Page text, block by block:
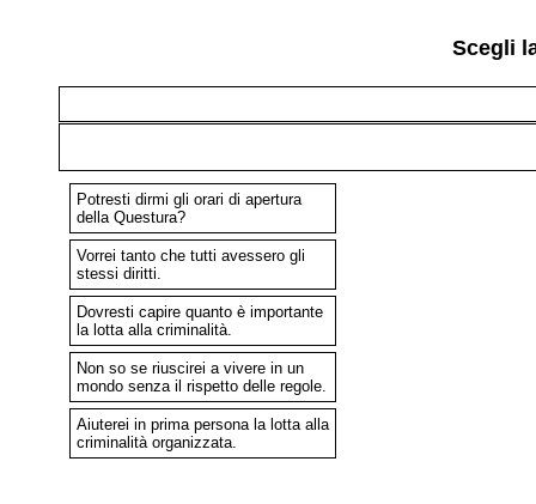
Scegli
Potresti dirmi gli orari di apertura
della Questura?
Vorrei tanto che tutti avessero gli
stessi diritti.
Dovresti capire quanto è importante
la lotta alla criminalità.
Non so se riuscirei a vivere in un
mondo senza il rispetto delle regole.
Aiuterei in prima persona la lotta alla
criminalità organizzata.